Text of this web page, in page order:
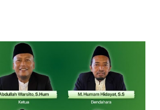
tidak menghianati hasil,
Siswa/i SDIA panen 25 medali
sebagai berikut : bidang
, Mauza Hafidz (Kelas 1),